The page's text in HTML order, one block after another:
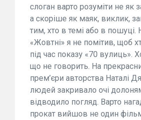
слоган варто розуміти не як
а скоріше як маяк, виклик,
тим, хто в темі або в пошуці.
«Жовтні» я не помітив, щоб
під час показу «70 вулиць».
що не говорить. На
прем’єри авторства Наталі
людей закривало очі
відводило погляд. Варто
прокат вийшов не один